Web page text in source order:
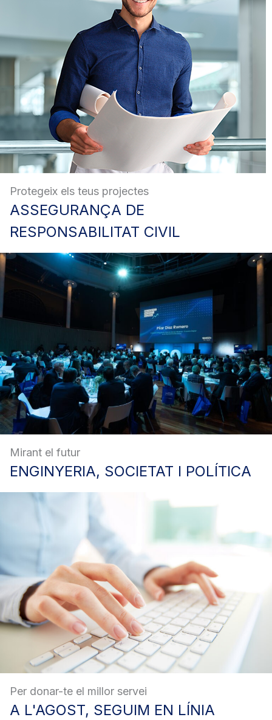
Protegeix els teus projectes
ASSEGURANÇA DE
RESPONSABILITAT CIVIL
Mirant el futur
ENGINYERIA, SOCIETAT I POLÍTICA
Per donar-te el millor servei
A L'AGOST, SEGUIM EN LÍNIA